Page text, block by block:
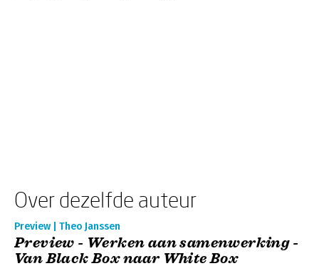
Over dezelfde auteur
Preview | Theo Janssen
Preview - Werken aan samenwerking -
Van Black Box naar White Box